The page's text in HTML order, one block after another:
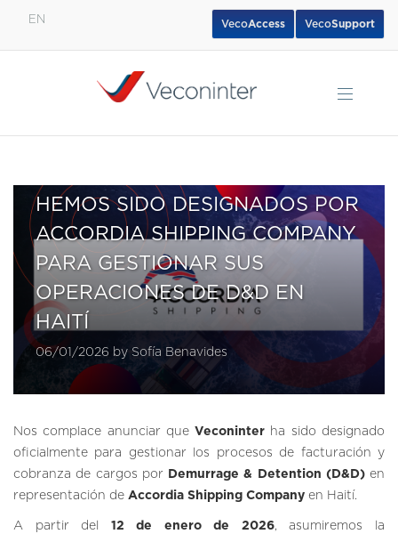
EN VecoSupport
VecoAccess
HEMOS SIDO DESIGNADOS POR
ACCORDIA SHIPPING COMPANY
PARA GESTIONAR SUS
OPERACIONES DE D&D EN
HAITÍ
06/01/2026 by Sofía Benavides
Nos complace anunciar que Veconinter ha sido designado
oficialmente para gestionar los procesos de facturación y
cobranza de cargos por
Demurrage & Detention (D&D)en
representación de Accordia Shipping Company en Haití.
A partir del 12 de enero de 2026, asumiremos la